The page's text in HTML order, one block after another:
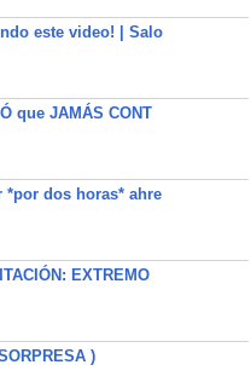
este video! | Salo
que JAMÁS CONT
*por dos horas* ahre
EXTREMO
)